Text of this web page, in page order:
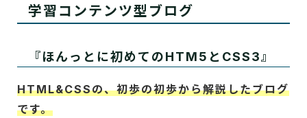
学習コンテンツ型ブログ
『ほんっとに初めてのHTM5とCSS3』
HTML&CSSの、初歩の初歩から解説したブログ
です。